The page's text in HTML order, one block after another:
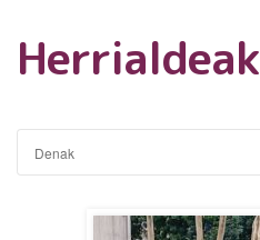
Herrialdeak